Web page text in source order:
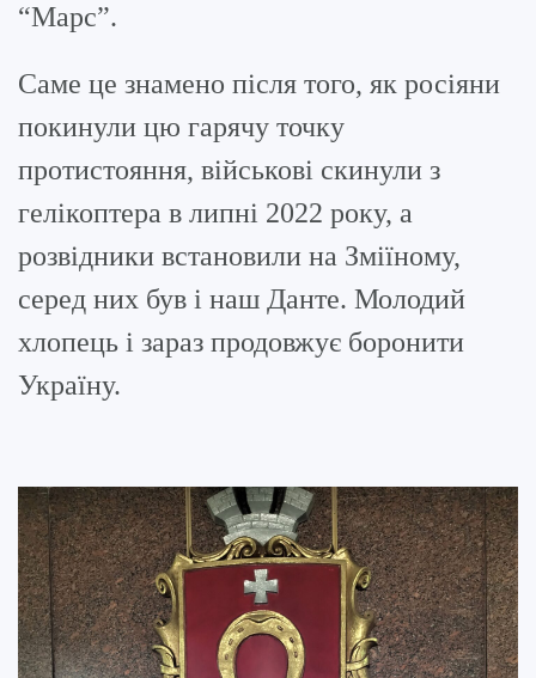
“Марс”.
Саме це знамено після того, як росіяни
покинули цю гарячу точку
протистояння, військові скинули з
гелікоптера в липні 2022 року, а
розвідники встановили на Зміїному,
серед них був і наш Данте. Молодий
хлопець і зараз продовжує боронити
Україну.